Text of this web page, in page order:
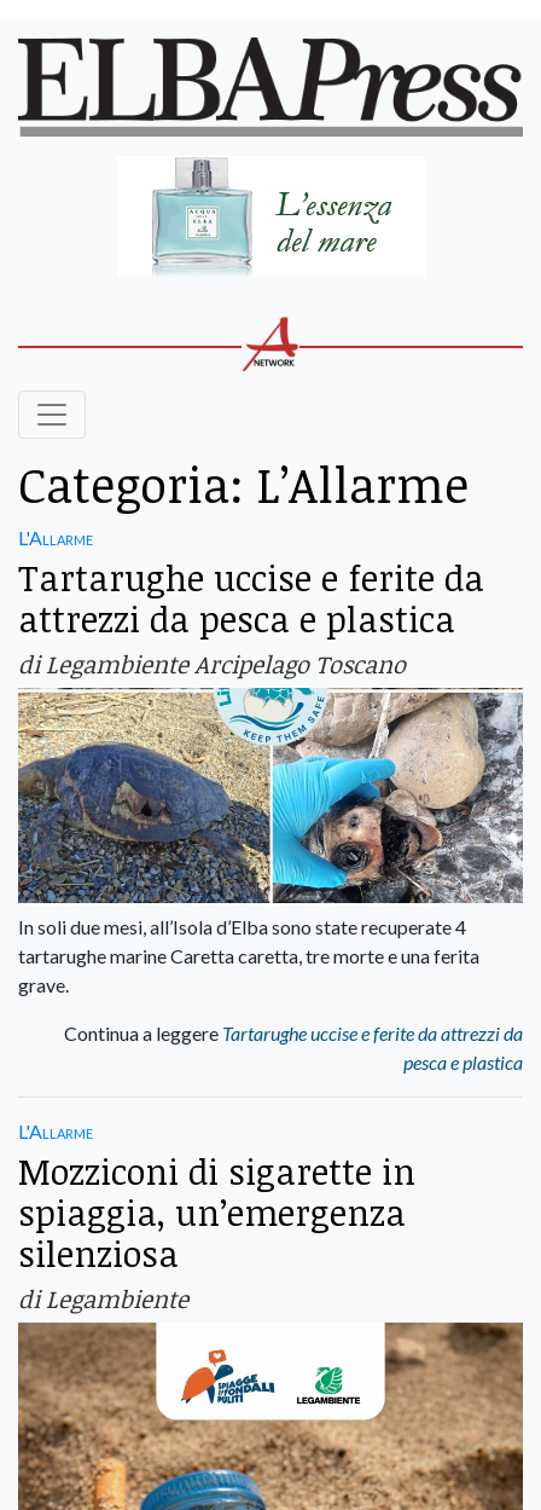
Categoria: L’Allarme
L'Allarme
Tartarughe uccise e ferite da
attrezzi da pesca e plastica
di Legambiente Arcipelago Toscano
In soli due mesi, all’Isola d’Elba sono state recuperate 4
tartarughe marine Caretta caretta, tre morte e una ferita
grave.
Continua a leggere Tartarughe uccise e ferite da attrezzi da
pesca e plastica
L'Allarme
Mozziconi di sigarette in
spiaggia, un’emergenza
silenziosa
di Legambiente